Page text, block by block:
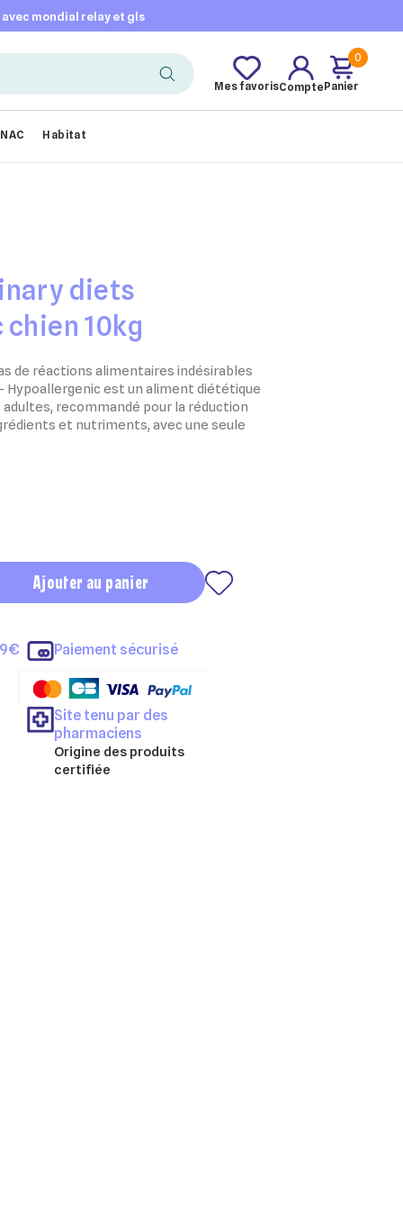
mondial relay et gls
Mes favorisCompte
0
Panier
NAC Habitat
diets
10kg
de réactions alimentaires indésirables
- Hypoallergenic est un aliment diététique
recommandé pour la réduction
et nutriments, avec une seule
Ajouter au panier
Paiement sécurisé
Site tenu par des
pharmaciens
Origine des produits
certifiée